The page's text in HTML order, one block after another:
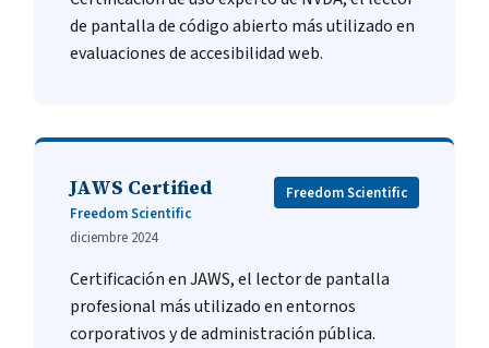
de pantalla de código abierto más utilizado en
evaluaciones de accesibilidad web.
JAWS Certified
Freedom Scientific
diciembre 2024
Freedom Scientific
Certificación en JAWS, el lector de pantalla
profesional más utilizado en entornos
corporativos y de administración pública.